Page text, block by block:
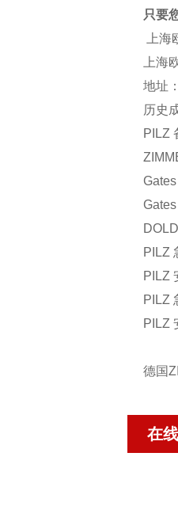
只要
上海
上海
地址
历史
PILZ
PILZ
PILZ
PILZ
PILZ
德国
在